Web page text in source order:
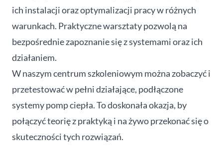
ich instalacji oraz optymalizacji pracy w różnych
warunkach. Praktyczne warsztaty pozwolą na
bezpośrednie zapoznanie się z systemami oraz ich
działaniem.
W naszym centrum szkoleniowym można zobaczyć i
przetestować w pełni działające, podłączone
systemy pomp ciepła. To doskonała okazja, by
połączyć teorię z praktyką i na żywo przekonać się o
skuteczności tych rozwiązań.